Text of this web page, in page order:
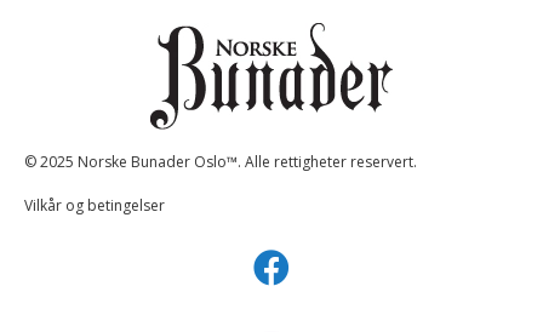
© 2025 Norske Bunader Oslo™. Alle rettigheter reservert.
Vilkår og betingelser